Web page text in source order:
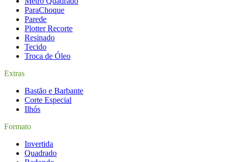
ParaChoque
Parede
Plotter Recorte
Resinado
Tecido
Troca de Óleo
Extras
Bastão e Barbante
Corte Especial
Ilhós
Formato
Invertida
Quadrado